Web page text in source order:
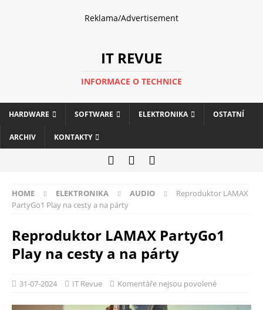
Reklama/Advertisement
IT REVUE
INFORMACE O TECHNICE
HARDWARE SOFTWARE ELEKTRONIKA OSTATNÍ
ARCHIV KONTAKTY
HOME ELEKTRONIKA AUDIO
Reproduktor LAMAX
PartyGo1 Play na cesty a na párty
Reproduktor LAMAX PartyGo1
Play na cesty a na párty
31-07-2024 IT Revue Komentáře nejsou povolené